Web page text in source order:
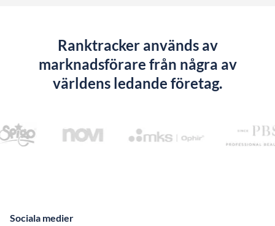
Ranktracker används av
marknadsförare från några av
världens ledande företag.
Sociala medier